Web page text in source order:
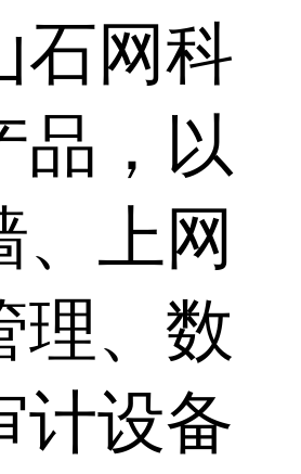
石网科
品，以
、上网
理、数
计设备